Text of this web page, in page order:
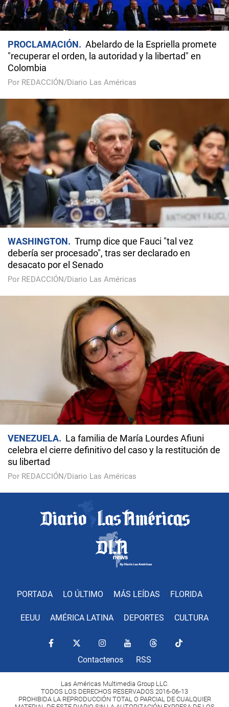
PROCLAMACIÓN
Abelardo de la Espriella promete
"recuperar el orden, la autoridad y la libertad" en
Colombia
Por REDACCIÓN/Diario Las Américas
WASHINGTON
Trump dice que Fauci "tal vez
debería ser procesado", tras ser declarado en
desacato por el Senado
Por REDACCIÓN/Diario Las Américas
VENEZUELA
La familia de María Lourdes Afiuni
celebra el cierre definitivo del caso y la restitución de
su libertad
Por REDACCIÓN/Diario Las Américas
PORTADA LO ÚLTIMO MÁS LEÍDAS FLORIDA
EEUU AMÉRICA LATINA DEPORTES CULTURA
Contactenos RSS
Las Américas Multimedia Group LLC.
TODOS LOS DERECHOS RESERVADOS 2016-06-13
PROHIBIDA LA REPRODUCCIÓN TOTAL O PARCIAL DE CUALQUIER